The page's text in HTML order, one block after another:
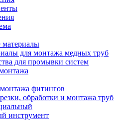
материалы
для монтажа медных труб
для промывки систем
фитингов
обработки и монтажа труб
инструмент